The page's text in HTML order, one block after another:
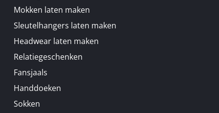
Mokken laten maken
Sleutelhangers laten maken
Headwear laten maken
Relatiegeschenken
Fansjaals
Handdoeken
Sokken